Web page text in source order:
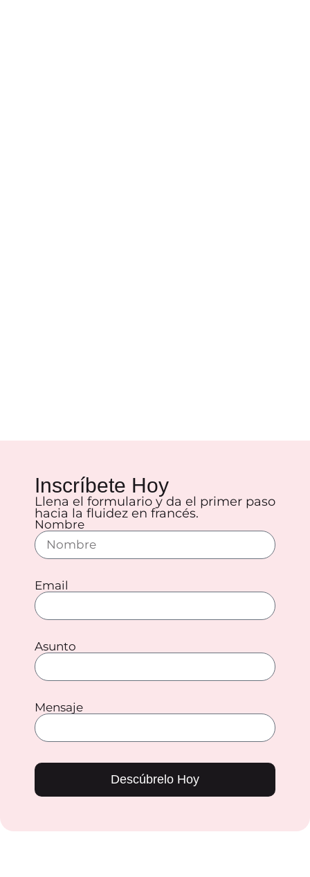
Inscríbete Hoy
Llena el formulario y da el primer paso
hacia la fluidez en francés.
Nombre
Email
Asunto
Mensaje
Descúbrelo Hoy